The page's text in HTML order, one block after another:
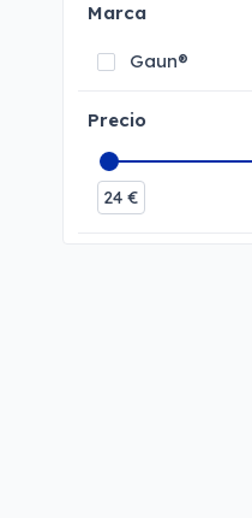
Marca
Gaun®
Precio
24 €